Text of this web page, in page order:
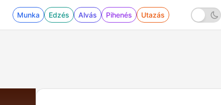
Munka Edzés Alvás Pihenés Utazás